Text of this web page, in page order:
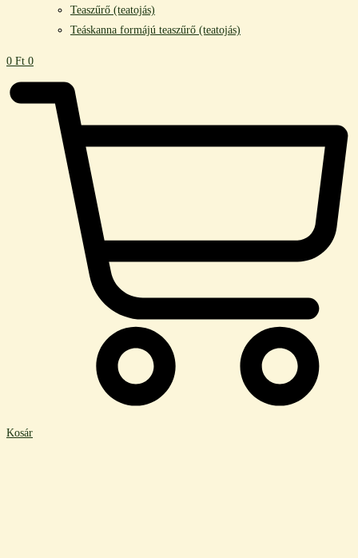
Teaszűrő (teatojás)
Teáskanna formájú teaszűrő (teatojás)
0 Ft 0
Kosár